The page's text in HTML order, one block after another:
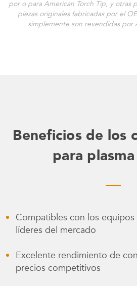
por o para American Torch Tip, y otras
piezas originales fabricadas por el
simplemente son revendidas por
Beneficios de los
para plasma
Compatibles con los equipos
líderes del mercado
Excelente rendimiento de
precios competitivos